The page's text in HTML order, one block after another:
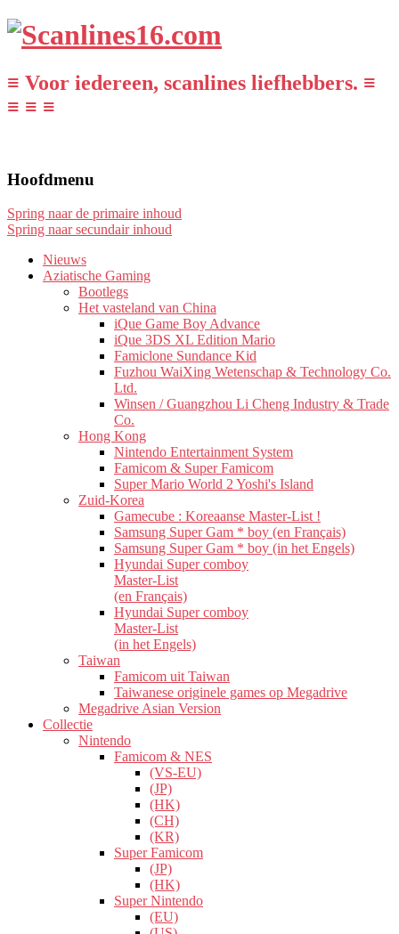
≡ Voor iedereen, scanlines liefhebbers. ≡
≡ ≡ ≡
Hoofdmenu
Spring naar de primaire inhoud
Spring naar secundair inhoud
Nieuws
Aziatische Gaming
Bootlegs
Het vasteland van China
iQue Game Boy Advance
iQue 3DS XL Edition Mario
Famiclone Sundance Kid
Fuzhou WaiXing Wetenschap & Technology Co.
Ltd.
Winsen / Guangzhou Li Cheng Industry & Trade
Co.
Hong Kong
Nintendo Entertainment System
Famicom & Super Famicom
Super Mario World 2 Yoshi's Island
Zuid-Korea
Gamecube : Koreaanse Master-List !
Samsung Super Gam * boy (en Français)
Samsung Super Gam * boy (in het Engels)
Hyundai Super comboy
Master-List
(en Français)
Hyundai Super comboy
Master-List
(in het Engels)
Taiwan
Famicom uit Taiwan
Taiwanese originele games op Megadrive
Megadrive Asian Version
Collectie
Nintendo
Famicom & NES
(VS-EU)
(JP)
(HK)
(CH)
(KR)
Super Famicom
(JP)
(HK)
Super Nintendo
(EU)